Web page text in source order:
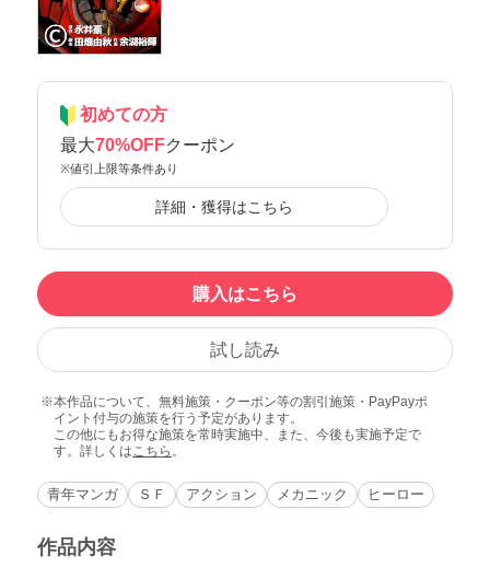
初めての方
最大70%OFFクーポン
※値引上限等条件あり
詳細・獲得はこちら
購入はこちら
試し読み
本作品について、無料施策・クーポン等の割引施策・PayPayポ
イント付与の施策を行う予定があります。
この他にもお得な施策を常時実施中、また、今後も実施予定で
す。詳しくはこちら 。
青年マンガ ＳＦ アクション メカニック ヒーロー
作品内容